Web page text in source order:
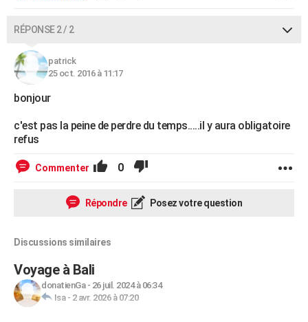
Bricolage
Lifestyle
Culture
Sport
Auto
Television
Voyage
Cinema
RÉPONSE 2 / 2
patrick
25 oct. 2016 à 11:17
bonjour
c'est pas la peine de perdre du temps.....il y aura obligatoire
refus
Commenter 0
Répondre Posez votre question
Discussions similaires
Voyage à Bali
donatienGa- 26 juil. 2024 à 06:34
Isa- 2 avr. 2026 à 07:20